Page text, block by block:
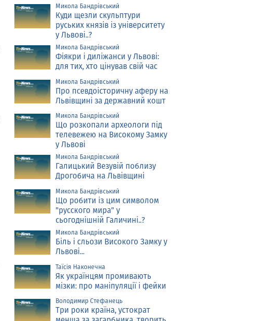
Микола Бандрівський
Куди щезли скульптури
руських князів із університету
у Львові..?
Микола Бандрівський
Фіякри і диліжанси у Львові:
для тих, хто цінував свій час
Микола Бандрівський
Про псевдоісторичну аферу на
Львівщині за державний кошт
Микола Бандрівський
Що розкопали археологи під
телевежею на Високому Замку
у Львові
Микола Бандрівський
Галицький Везувій поблизу
Дрогобича на Львівщині
Микола Бандрівський
Що робити із цим символом
"русского мира" у
сьогоднішній Галичині..?
Микола Бандрівський
Біль і сльози Високого Замку у
Львові...
Таїсія Наконечна
Як українцям промивають
мізки: про маніпуляції і фейки
Володимир Стефанець
Три роки країна, устократ